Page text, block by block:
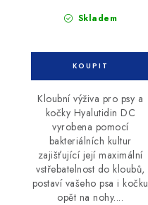
Skladem
Kloubní výživa pro psy a
kočky Hyalutidin DC
vyrobena pomocí
bakteriálních kultur
zajišťující její maximální
vstřebatelnost do kloubů,
postaví vašeho psa i kočku
opět na nohy....